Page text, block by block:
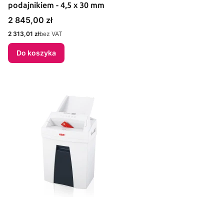
podajnikiem - 4,5 x 30 mm
Cena
2 845,00 zł
Cena
2 313,01 złbez VAT
Do koszyka